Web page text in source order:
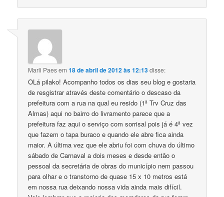
Marli Paesem18 de abril de 2012 às 12:13disse:
OLá pilako! Acompanho todos os dias seu blog e gostaria
de resgistrar através deste comentário o descaso da
prefeitura com a rua na qual eu resido (1ª Trv Cruz das
Almas) aqui no bairro do livramento parece que a
prefeitura faz aqui o serviço com sorrisal pois já é 4ª vez
que fazem o tapa buraco e quando ele abre fica ainda
maior. A última vez que ele abriu foi com chuva do último
sábado de Carnaval a dois meses e desde então o
pessoal da secretária de obras do município nem passou
para olhar e o transtorno de quase 15 x 10 metros está
em nossa rua deixando nossa vida ainda mais difícil.